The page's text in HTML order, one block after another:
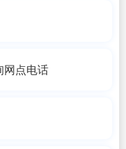
网点电话